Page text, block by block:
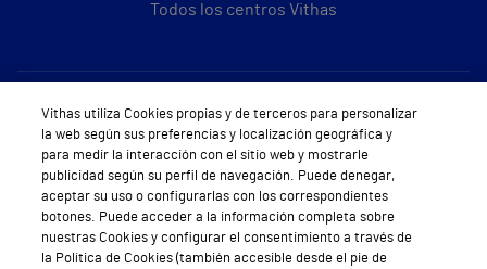
Todos los centros Vithas
Sobre Vithas
Quiénes somos
Trabajar en Vithas
Teléfono Cita Médica
Vithas utiliza Cookies propias y de terceros para personalizar
la web según sus preferencias y localización geográfica y
para medir la interacción con el sitio web y mostrarle
publicidad según su perfil de navegación. Puede denegar,
aceptar su uso o configurarlas con los correspondientes
botones. Puede acceder a la información completa sobre
nuestras Cookies y configurar el consentimiento a través de
la Política de Cookies (también accesible desde el pie de